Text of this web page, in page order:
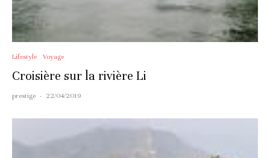
Lifestyle Voyage
Croisière sur la rivière Li
prestige · 22/04/2019